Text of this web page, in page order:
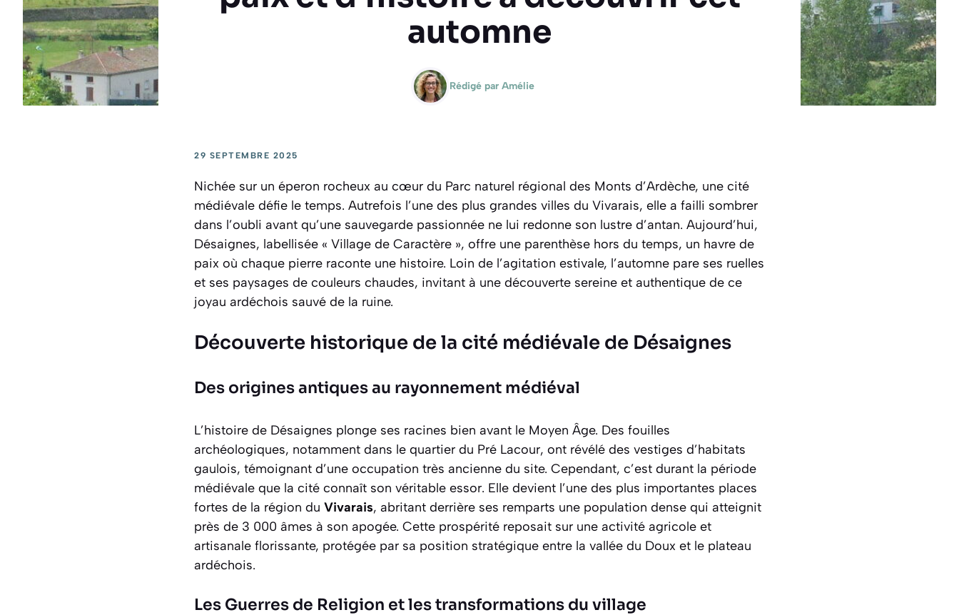
automne
Rédigé par Amélie
29 SEPTEMBRE 2025
Nichée sur un éperon rocheux au cœur du Parc naturel régional des Monts d’Ardèche, une cité
médiévale défie le temps. Autrefois l’une des plus grandes villes du Vivarais, elle a failli sombrer
dans l’oubli avant qu’une sauvegarde passionnée ne lui redonne son lustre d’antan. Aujourd’hui,
Désaignes, labellisée « Village de Caractère », offre une parenthèse hors du temps, un havre de
paix où chaque pierre raconte une histoire. Loin de l’agitation estivale, l’automne pare ses ruelles
et ses paysages de couleurs chaudes, invitant à une découverte sereine et authentique de ce
joyau ardéchois sauvé de la ruine.
Découverte historique de la cité médiévale de Désaignes
Des origines antiques au rayonnement médiéval
L’histoire de Désaignes plonge ses racines bien avant le Moyen Âge. Des fouilles
archéologiques, notamment dans le quartier du Pré Lacour, ont révélé des vestiges d’habitats
gaulois, témoignant d’une occupation très ancienne du site. Cependant, c’est durant la période
médiévale que la cité connaît son véritable essor. Elle devient l’une des plus importantes places
fortes de la région du Vivarais, abritant derrière ses remparts une population dense qui atteignit
près de 3 000 âmes à son apogée. Cette prospérité reposait sur une activité agricole et
artisanale florissante, protégée par sa position stratégique entre la vallée du Doux et le plateau
ardéchois.
Les Guerres de Religion et les transformations du village